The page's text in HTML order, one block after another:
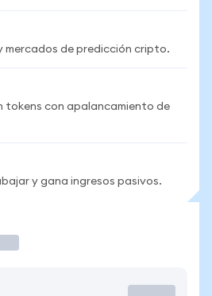
mercados de predicción cripto.
tokens con apalancamiento de
y gana ingresos pasivos.